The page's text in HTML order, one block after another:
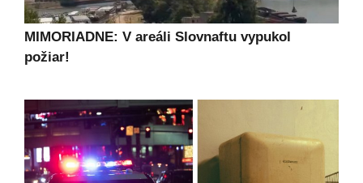
MIMORIADNE: V areáli Slovnaftu vypukol
požiar!